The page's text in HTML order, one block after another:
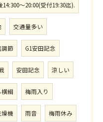
14:300〜20:00(受付19:30迄).
交通量多い
調節 G1安田記念
安田記念 涼しい
綱 梅雨入り
燥機 雨音 梅雨休み